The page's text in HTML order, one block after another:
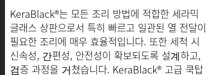
KeraBlack®는 모든 조리 방법에 적합한 세라믹
글래스 상판으로서 특히 빠르고 일관된 열 전달이
필요한 조리에 매우 효율적입니다. 또한 세척 시
신속성, 간편성, 안전성이 확보되도록 설계하고,
검증 과정을 거쳤습니다. KeraBlack® 고급 쿡탑